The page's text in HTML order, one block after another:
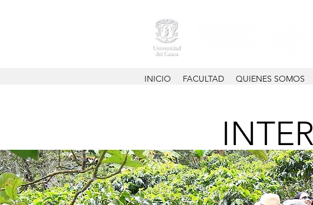
INICIO FACULTAD QUIENES SOMOS